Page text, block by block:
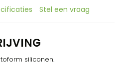
Stel een vraag
siliconen.